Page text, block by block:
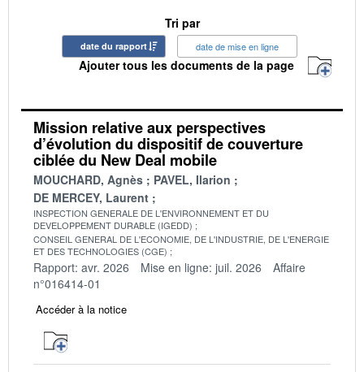
Tri par
date du rapport date de mise en ligne
Ajouter tous les documents de la page
Mission relative aux perspectives
d’évolution du dispositif de couverture
ciblée du New Deal mobile
MOUCHARD, Agnès
PAVEL, Ilarion
DE MERCEY, Laurent
INSPECTION GENERALE DE L'ENVIRONNEMENT ET DU
DEVELOPPEMENT DURABLE (IGEDD)
CONSEIL GENERAL DE L'ECONOMIE, DE L'INDUSTRIE, DE L'ENERGIE
ET DES TECHNOLOGIES (CGE)
Rapport: avr. 2026 Mise en ligne: juil. 2026
Affaire
n°016414-01
Accéder à la notice